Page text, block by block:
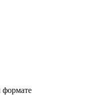
формате